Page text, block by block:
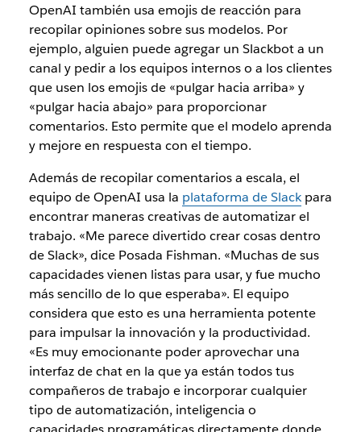
OpenAI también usa emojis de reacción para
recopilar opiniones sobre sus modelos. Por
ejemplo, alguien puede agregar un Slackbot a un
canal y pedir a los equipos internos o a los clientes
que usen los emojis de «pulgar hacia arriba» y
«pulgar hacia abajo» para proporcionar
comentarios. Esto permite que el modelo aprenda
y mejore en respuesta con el tiempo.
Además de recopilar comentarios a escala, el
equipo de OpenAI usa la plataforma de Slackpara
encontrar maneras creativas de automatizar el
trabajo. «Me parece divertido crear cosas dentro
de Slack», dice Posada Fishman. «Muchas de sus
capacidades vienen listas para usar, y fue mucho
más sencillo de lo que esperaba». El equipo
considera que esto es una herramienta potente
para impulsar la innovación y la productividad.
«Es muy emocionante poder aprovechar una
interfaz de chat en la que ya están todos tus
compañeros de trabajo e incorporar cualquier
tipo de automatización, inteligencia o